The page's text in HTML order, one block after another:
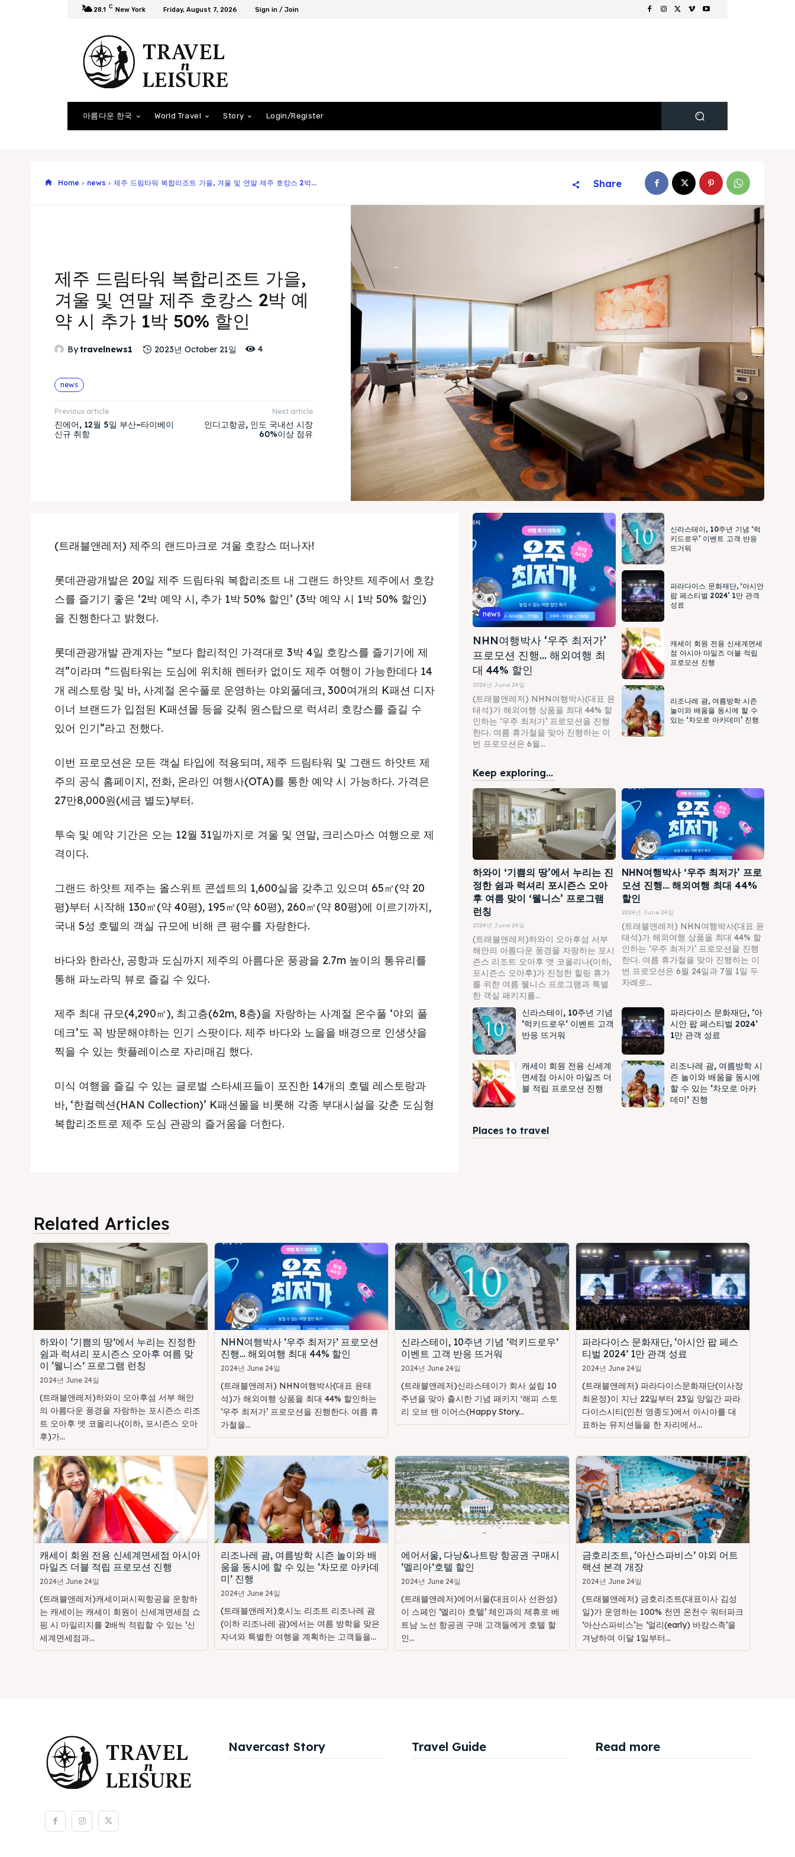
28.1 C New York Friday, August 7, 2026 Sign in / Join
아름다운 한국 World Travel Story Login/Register
Home news 제주 드림타워 복합리조트 가을, 겨울 및 연말 제주 호캉스 2박... Share
제주 드림타워 복합리조트 가을,
겨울 및 연말 제주 호캉스 2박 예
약 시 추가 1박 50% 할인
Bytravelnews1 2023년 October 21일 4
news
Previous article
진에어, 12월 5일 부산~타이베이
신규 취항
Next article
인디고항공, 인도 국내선 시장
60%이상 점유
(트래블앤레저) 제주의 랜드마크로 겨울 호캉스 떠나자!
롯데관광개발은 20일 제주 드림타워 복합리조트 내 그랜드 하얏트 제주에서 호캉
스를 즐기기 좋은 ‘2박 예약 시, 추가 1박 50% 할인’ (3박 예약 시 1박 50% 할인)
을 진행한다고 밝혔다.
롯데관광개발 관계자는 “보다 합리적인 가격대로 3박 4일 호캉스를 즐기기에 제
격”이라며 “드림타워는 도심에 위치해 렌터카 없이도 제주 여행이 가능한데다 14
개 레스토랑 및 바, 사계절 온수풀로 운영하는 야외풀데크, 300여개의 K패션 디자
이너 브랜드가 입점된 K패션몰 등을 갖춰 원스탑으로 럭셔리 호캉스를 즐길 수
있어 인기”라고 전했다.
이번 프로모션은 모든 객실 타입에 적용되며, 제주 드림타워 및 그랜드 하얏트 제
주의 공식 홈페이지, 전화, 온라인 여행사(OTA)를 통한 예약 시 가능하다. 가격은
27만8,000원(세금 별도)부터.
투숙 및 예약 기간은 오는 12월 31일까지로 겨울 및 연말, 크리스마스 여행으로 제
격이다.
그랜드 하얏트 제주는 올스위트 콘셉트의 1,600실을 갖추고 있으며 65㎡(약 20
평)부터 시작해 130㎡(약 40평), 195㎡(약 60평), 260㎡(약 80평)에 이르기까지,
국내 5성 호텔의 객실 규모에 비해 큰 평수를 자랑한다.
바다와 한라산, 공항과 도심까지 제주의 아름다운 풍광을 2.7m 높이의 통유리를
통해 파노라믹 뷰로 즐길 수 있다.
제주 최대 규모(4,290㎡), 최고층(62m, 8층)을 자랑하는 사계절 온수풀 ‘야외 풀
데크’도 꼭 방문해야하는 인기 스팟이다. 제주 바다와 노을을 배경으로 인생샷을
찍을 수 있는 핫플레이스로 자리매김 했다.
미식 여행을 즐길 수 있는 글로벌 스타셰프들이 포진한 14개의 호텔 레스토랑과
바, ‘한컬렉션(HAN Collection)’ K패션몰을 비롯해 각종 부대시설을 갖춘 도심형
복합리조트로 제주 도심 관광의 즐거움을 더한다.
news
NHN여행박사 ‘우주 최저가’
프로모션 진행… 해외여행 최
대 44% 할인
2024년 June 24일
(트래블앤레저) NHN여행박사(대표 윤
태석)가 해외여행 상품을 최대 44% 할
인하는 ‘우주 최저가’ 프로모션을 진행
한다. 여름 휴가철을 맞아 진행하는 이
번 프로모션은 6월...
신라스테이, 10주년 기념 ‘럭
키드로우’ 이벤트 고객 반응
뜨거워
파라다이스 문화재단, ‘아시안
팝 페스티벌 2024’ 1만 관객
성료
캐세이 회원 전용 신세계면세
점 아시아 마일즈 더블 적립
프로모션 진행
리조나레 괌, 여름방학 시즌
놀이와 배움을 동시에 할 수
있는 ‘차모로 아카데미’ 진행
Keep exploring...
하와이 ‘기쁨의 땅’에서 누리는 진
정한 쉼과 럭셔리 포시즌스 오아
후 여름 맞이 ‘웰니스’ 프로그램
런칭
2024년 June 24일
(트래블앤레저)하와이 오아후섬 서부
해안의 아름다운 풍경을 자랑하는 포시
즌스 리조트 오아후 앳 코올리나(이하,
포시즌스 오아후)가 진정한 힐링 휴가
를 위한 여름 웰니스 프로그램과 특별
한 객실 패키지를...
NHN여행박사 ‘우주 최저가’ 프로
모션 진행… 해외여행 최대 44%
할인
2024년 June 24일
(트래블앤레저) NHN여행박사(대표 윤
태석)가 해외여행 상품을 최대 44% 할
인하는 ‘우주 최저가’ 프로모션을 진행
한다. 여름 휴가철을 맞아 진행하는 이
번 프로모션은 6월 24일과 7월 1일 두
차례로...
신라스테이, 10주년 기념
‘럭키드로우’ 이벤트 고객
반응 뜨거워
파라다이스 문화재단, ‘아
시안 팝 페스티벌 2024’
1만 관객 성료
캐세이 회원 전용 신세계
면세점 아시아 마일즈 더
블 적립 프로모션 진행
리조나레 괌, 여름방학 시
즌 놀이와 배움을 동시에
할 수 있는 ‘차모로 아카
데미’ 진행
Places to travel
Related Articles
하와이 ‘기쁨의 땅’에서 누리는 진정한
쉼과 럭셔리 포시즌스 오아후 여름 맞
이 ‘웰니스’ 프로그램 런칭
2024년 June 24일
(트래블앤레저)하와이 오아후섬 서부 해안
의 아름다운 풍경을 자랑하는 포시즌스 리조
트 오아후 앳 코올리나(이하, 포시즌스 오아
후)가...
NHN여행박사 ‘우주 최저가’ 프로모션
진행… 해외여행 최대 44% 할인
2024년 June 24일
(트래블앤레저) NHN여행박사(대표 윤태
석)가 해외여행 상품을 최대 44% 할인하는
‘우주 최저가’ 프로모션을 진행한다. 여름 휴
가철을...
신라스테이, 10주년 기념 ‘럭키드로우’
이벤트 고객 반응 뜨거워
2024년 June 24일
(트래블앤레저)신라스테이가 회사 설립 10
주년을 맞아 출시한 기념 패키지 '해피 스토
리 오브 텐 이어스(Happy Story...
파라다이스 문화재단, ‘아시안 팝 페스
티벌 2024’ 1만 관객 성료
2024년 June 24일
(트래블앤레저) 파라다이스문화재단(이사장
최윤정)이 지난 22일부터 23일 양일간 파라
다이스시티(인천 영종도)에서 아시아를 대
표하는 뮤지션들을 한 자리에서...
캐세이 회원 전용 신세계면세점 아시아
마일즈 더블 적립 프로모션 진행
2024년 June 24일
(트래블앤레저)캐세이퍼시픽항공을 운항하
는 캐세이는 캐세이 회원이 신세계면세점 쇼
핑 시 마일리지를 2배씩 적립할 수 있는 ‘신
세계면세점과...
리조나레 괌, 여름방학 시즌 놀이와 배
움을 동시에 할 수 있는 ‘차모로 아카데
미’ 진행
2024년 June 24일
(트래블앤레저)호시노 리조트 리조나레 괌
(이하 리조나레 괌)에서는 여름 방학을 맞은
자녀와 특별한 여행을 계획하는 고객들을...
에어서울, 다낭&나트랑 항공권 구매시
‘멜리아’호텔 할인
2024년 June 24일
(트래블앤레저)에어서울(대표이사 선완성)
이 스페인 ‘멜리아 호텔’ 체인과의 제휴로 베
트남 노선 항공권 구매 고객들에게 호텔 할
인...
금호리조트, ‘아산스파비스’ 야외 어트
랙션 본격 개장
2024년 June 24일
(트래블앤레저) 금호리조트(대표이사 김성
일)가 운영하는 100% 천연 온천수 워터파크
‘아산스파비스’는 ‘얼리(early) 바캉스족’을
겨냥하여 이달 1일부터...
Navercast Story Travel Guide Read more